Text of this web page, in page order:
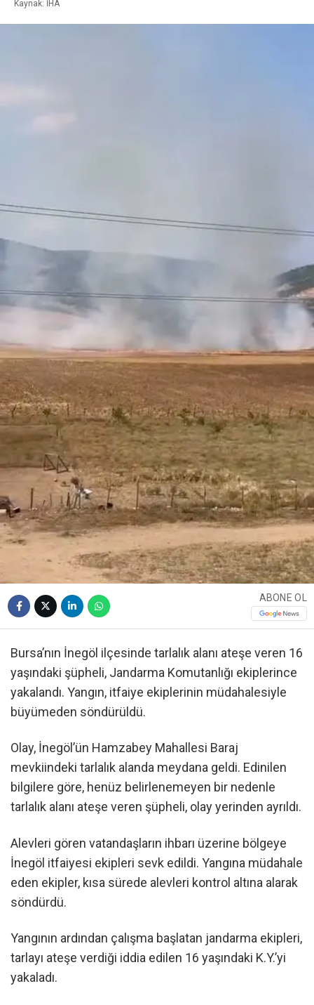
Kaynak: İHA
ABONE OL
Bursa’nın İnegöl ilçesinde tarlalık alanı ateşe veren 16
yaşındaki şüpheli, Jandarma Komutanlığı ekiplerince
yakalandı. Yangın, itfaiye ekiplerinin müdahalesiyle
büyümeden söndürüldü.
Olay, İnegöl’ün Hamzabey Mahallesi Baraj
mevkiindeki tarlalık alanda meydana geldi. Edinilen
bilgilere göre, henüz belirlenemeyen bir nedenle
tarlalık alanı ateşe veren şüpheli, olay yerinden ayrıldı.
Alevleri gören vatandaşların ihbarı üzerine bölgeye
İnegöl itfaiyesi ekipleri sevk edildi. Yangına müdahale
eden ekipler, kısa sürede alevleri kontrol altına alarak
söndürdü.
Yangının ardından çalışma başlatan jandarma ekipleri,
tarlayı ateşe verdiği iddia edilen 16 yaşındaki K.Y.’yi
yakaladı.